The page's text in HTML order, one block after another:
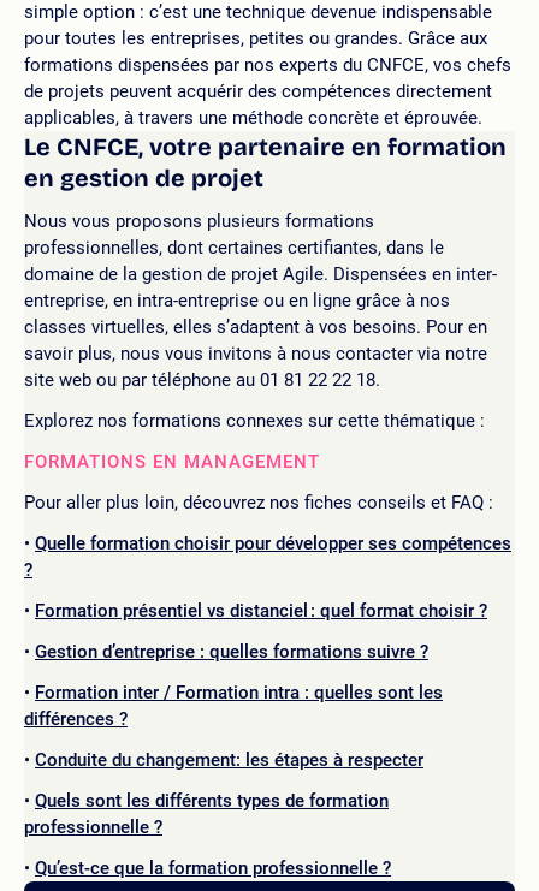
simple option : c’est une technique devenue indispensable
pour toutes les entreprises, petites ou grandes. Grâce aux
formations dispensées par nos experts du CNFCE, vos chefs
de projets peuvent acquérir des compétences directement
applicables, à travers une méthode concrète et éprouvée.
Le CNFCE, votre partenaire en formation
en gestion de projet
Nous vous proposons plusieurs formations
professionnelles, dont certaines certifiantes, dans le
domaine de la gestion de projet Agile. Dispensées en inter-
entreprise, en intra-entreprise ou en ligne grâce à nos
classes virtuelles, elles s’adaptent à vos besoins. Pour en
savoir plus, nous vous invitons à nous contacter via notre
site web ou par téléphone au 01 81 22 22 18.
Explorez nos formations connexes sur cette thématique :
FORMATIONS EN MANAGEMENT
Pour aller plus loin, découvrez nos fiches conseils et FAQ :
Quelle formation choisir pour développer ses compétences
?
Formation présentiel vs distanciel : quel format choisir ?
Gestion d’entreprise : quelles formations suivre ?
Formation inter / Formation intra : quelles sont les
différences ?
Conduite du changement: les étapes à respecter
Quels sont les différents types de formation
professionnelle ?
Qu’est-ce que la formation professionnelle ?